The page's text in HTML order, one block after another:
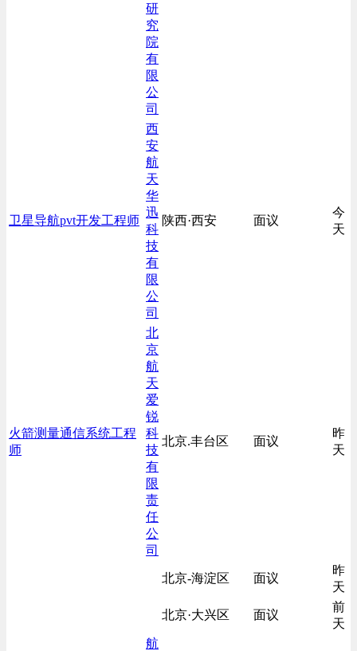
研
究
院
有
限
公
司
卫星导航pvt开发工程师
西
安
航
天
华
迅
科
技
有
限
公
司
陕西·西安 面议
今
天
火箭测量通信系统工程
师
北
京
航
天
爱
锐
科
技
有
限
责
任
公
司
北京.丰台区 面议
昨
天
北京-海淀区 面议
昨
天
北京·大兴区 面议
前
天
航